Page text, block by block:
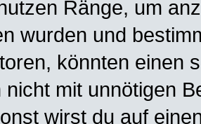
Ränge, um
wurden und
könnten einen
nicht mit unnötigen
wirst du auf